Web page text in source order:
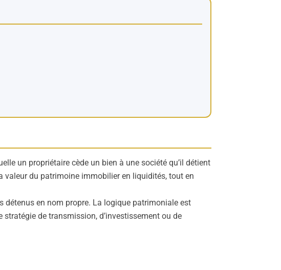
un propriétaire cède un bien à une société qu’il détient
valeur du patrimoine immobilier en liquidités, tout en
détenus en nom propre. La logique patrimoniale est
de transmission, d’investissement ou de